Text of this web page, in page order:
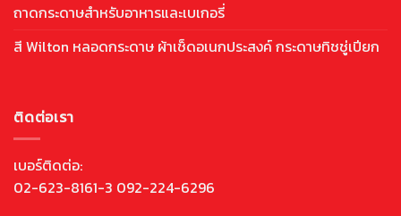
ถาดกระดาษสำหรับอาหารและเบเกอรี่
สี Wilton หลอดกระดาษ ผ้าเช็ดอเนกประสงค์ กระดาษทิชชู่เปียก
ติดต่อเรา
เบอร์ติดต่อ:
02-623-8161-3 092-224-6296